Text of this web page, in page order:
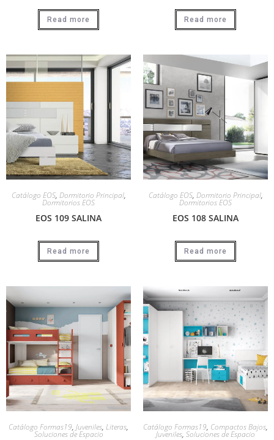
Read more Read more
Catálogo EOS, Dormitorio Principal,
Dormitorios EOS
EOS 109 SALINA
Read more
Catálogo EOS, Dormitorio Principal,
Dormitorios EOS
EOS 108 SALINA
Read more
Catálogo Formas19, Juveniles, Literas,
Soluciones de Espacio
Catálogo Formas19, Compactos Bajos,
Juveniles, Soluciones de Espacio